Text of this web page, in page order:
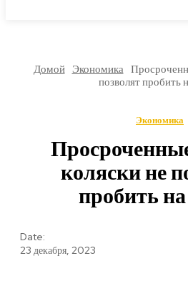
Домой Экономика
позволят пробить
Экономика
коляски не
пробить на
Date:
23 декабря, 2023